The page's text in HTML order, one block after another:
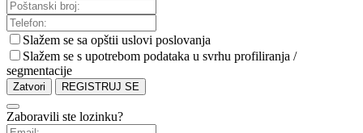
Slažem se sa opštii uslovi poslovanja
Slažem se s upotrebom podataka u svrhu profiliranja /
segmentacije
Zatvori REGISTRUJ SE
Zaboravili ste lozinku?